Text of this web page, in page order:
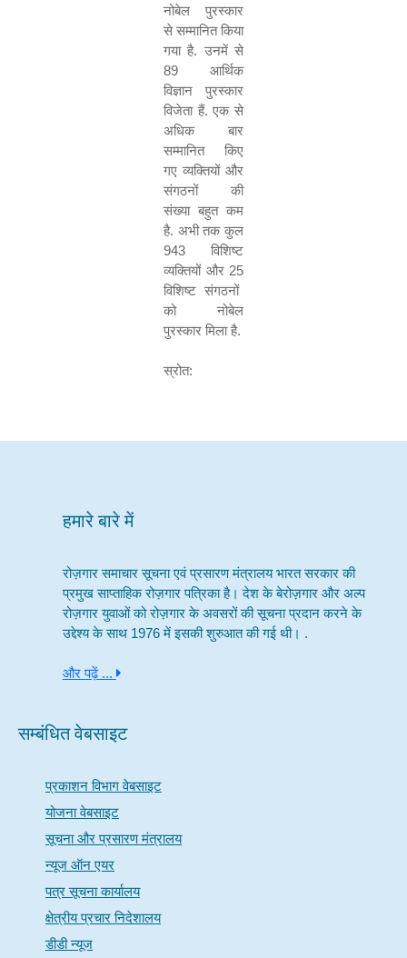
नोबेल पुरस्कार
से सम्मानित किया
गया है. उनमें से
89 आर्थिक
विज्ञान पुरस्कार
विजेता हैं.एक से
अधिक बार
सम्मानित किए
गए व्यक्तियों और
संगठनों की
संख्या बहुत कम
है. अभी तक कुल
943
विशिष्ट
व्यक्तियों और 25
विशिष्ट संगठनों
को नोबेल
पुरस्कार मिला है.
स्रोत:
हमारे बारे में
रोज़गार समाचार सूचना एवं प्रसारण मंत्रालय भारत सरकार की
प्रमुख साप्ताहिक रोज़गार पत्रिका है। देश के बेरोज़गार और अल्प
रोज़गार युवाओं को रोज़गार के अवसरों की सूचना प्रदान करने के
उद्देश्य के साथ 1976 में इसकी शुरुआत की गई थी। .
और पढ़ें ...
सम्बंधित वेबसाइट
प्रकाशन विभाग वेबसाइट
योजना वेबसाइट
सूचना और प्रसारण मंत्रालय
न्यूज ऑन एयर
पत्र सूचना कार्यालय
क्षेत्रीय प्रचार निदेशालय
डीडी न्यूज